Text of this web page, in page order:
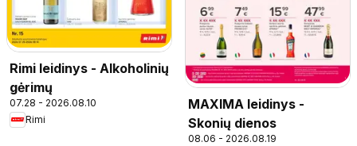
Rimi leidinys - Alkoholinių
gėrimų
07.28 - 2026.08.10
Rimi
MAXIMA leidinys -
Skonių dienos
08.06 - 2026.08.19